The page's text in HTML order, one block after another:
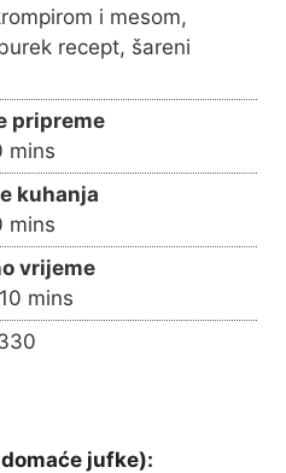
i mesom,
recept, šareni
pripreme
m
i
n
u
t
e
s
mins
kuhanja
m
i
n
u
t
mins
vrijeme
10 m
i
n
mins
jufke):